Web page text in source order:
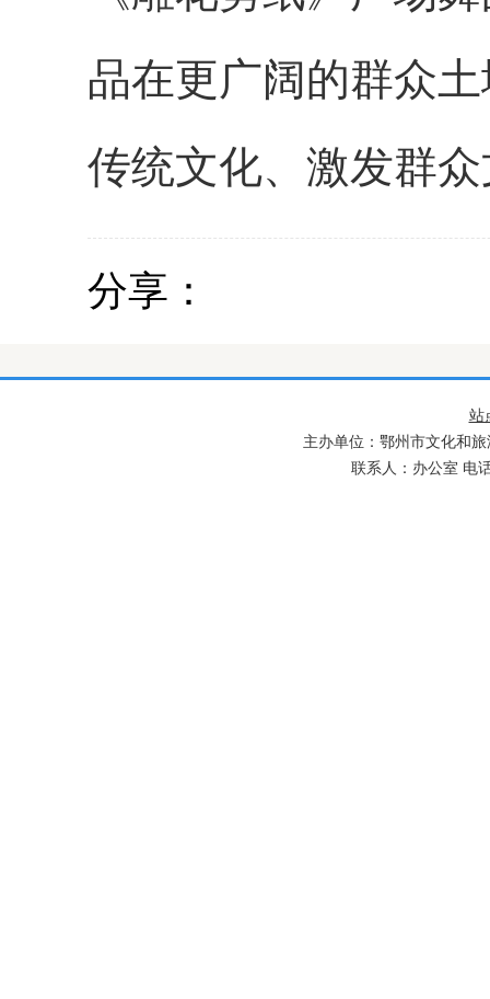
品在更广阔的群众
传统文化、激发群
分享：
站
主办单位：鄂州市文化和
联系人：办公室 电